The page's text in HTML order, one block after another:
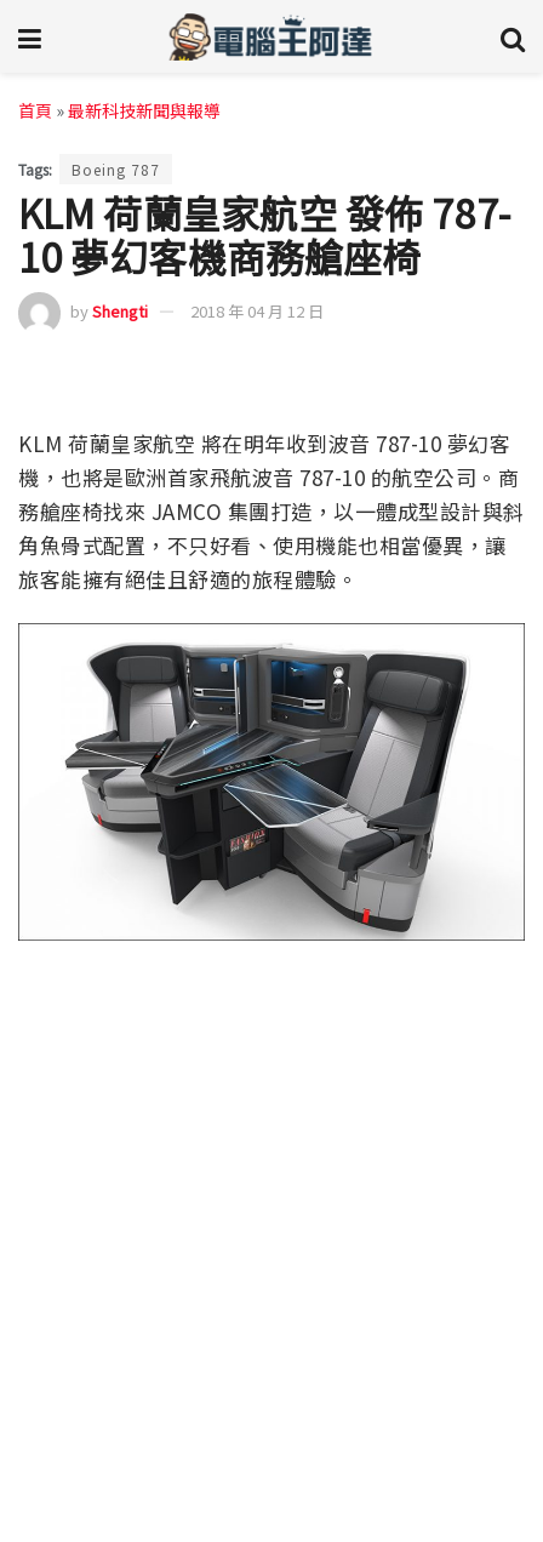
首頁 »最新科技新聞與報導
Tags: Boeing 787
KLM 荷蘭皇家航空 發佈 787-
10 夢幻客機商務艙座椅
byShengti 2018 年 04 月 12 日
KLM 荷蘭皇家航空 將在明年收到波音 787-10 夢幻客
機，也將是歐洲首家飛航波音 787-10 的航空公司。商
務艙座椅找來 JAMCO 集團打造，以一體成型設計與斜
角魚骨式配置，不只好看、使用機能也相當優異，讓
旅客能擁有絕佳且舒適的旅程體驗。